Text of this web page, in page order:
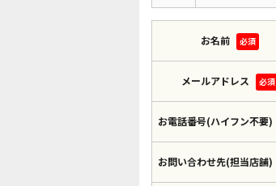
お名前 必須
メールアドレス 必須
お電話番号(ハイフン不要)
お問い合わせ先(担当店舗)